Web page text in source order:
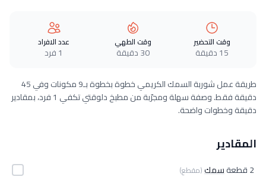
وقت التحضير
15 دقيقة
وقت الطهي
30 دقيقة
عدد الافراد
1 فرد
طريقة عمل شوربة السمك الكريمي خطوة بخطوة بـ9 مكونات وفي 45
دقيقة فقط. وصفة سهلة ومجرّبة من مطبخ دلوقتي تكفي 1 فرد، بمقادير
دقيقة وخطوات واضحة.
المقادير
2 قطعة سمك(مقطع)